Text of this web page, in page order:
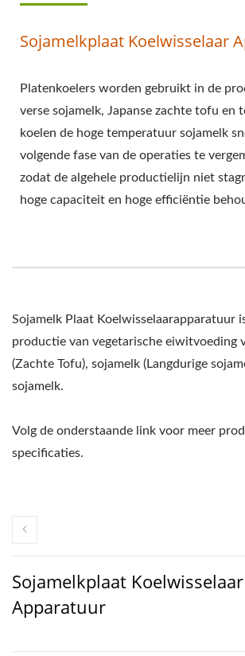
Sojamelkplaat Koelwisselaar
Platenkoelers worden gebruikt in de
verse sojamelk, Japanse zachte tofu en
koelen de hoge temperatuur sojamelk
volgende fase van de operaties te
zodat de algehele productielijn niet
hoge capaciteit en hoge efficiëntie
Sojamelk Plaat Koelwisselaarapparatuur
productie van vegetarische eiwitvoeding
(Zachte Tofu), sojamelk (Langdurige
sojamelk.
Volg de onderstaande link voor meer
specificaties.
Sojamelkplaat Koelwisselaar
Apparatuur